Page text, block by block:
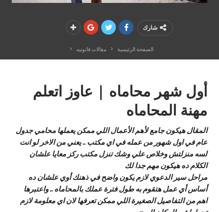
شارك
الصفحة الرئيسية مقالات قانونيه
أول شهر محاماه | عاوز اتعلم
مهنة المحاماه
المقال هيكون جامع لأهم الأعمال اللي ممكن يعملها محامي جدول
عام في اول شهور من عمله في اي مكتب .. يعني من الاخر لو انت
لسه منزلتش وخلاص علي وشك تنزل مكتب ركز معايا علشان
الكلام ده هيكون مهم جدا لك
مراحل سير الدعوي لازم يكون واضح في ذهنك أوي علشان ده
أساس أي عمل هتقوم به طول فترة عملك بالمحاماه .. واعتبرها
اهم من التفاصيل الصغيرة اللي ممكن تعرفها لان اي معلومة لازم